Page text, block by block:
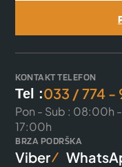
KONTAKT TELEFON
Tel :033 / 774 -
Pon - Sub : 08:00h -
17:00h
BRZA PODRŠKA
Viber